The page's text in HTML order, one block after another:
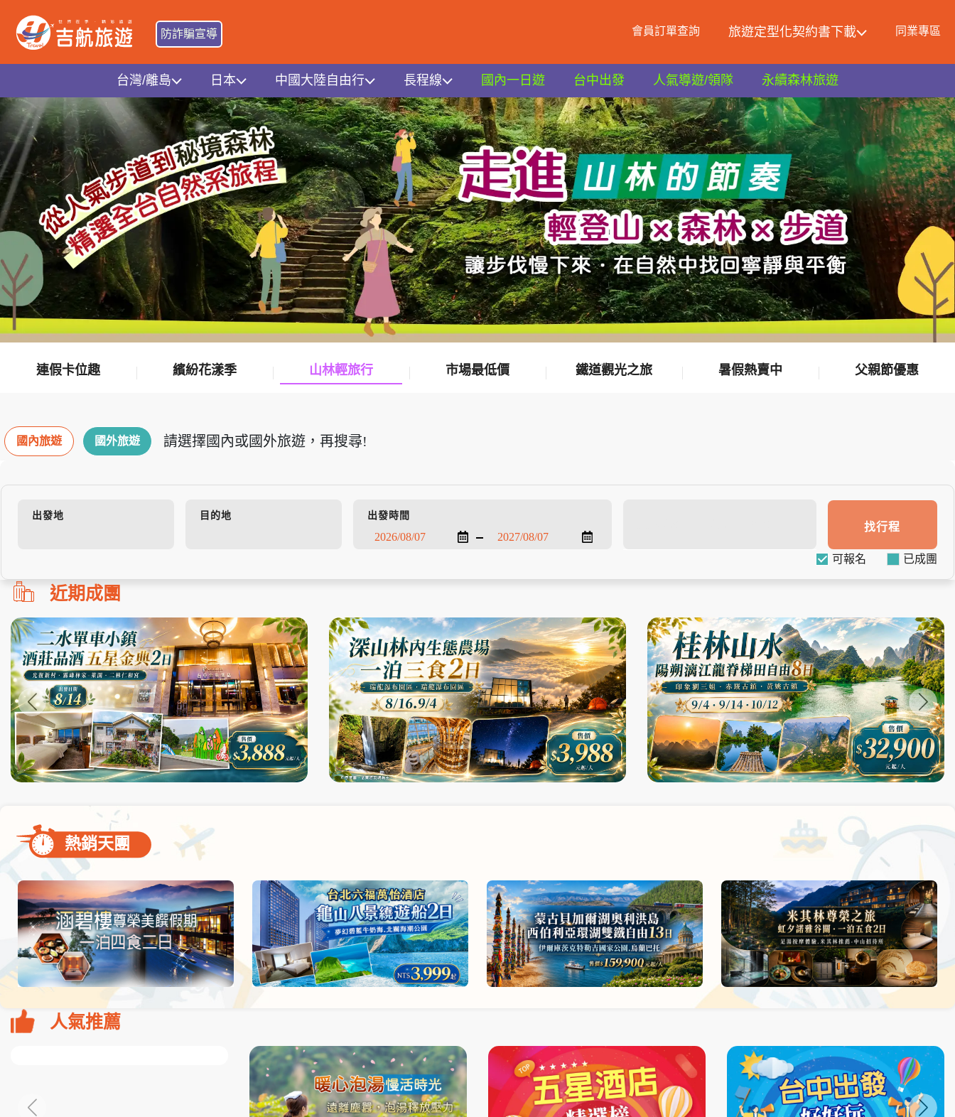
防詐騙宣導 會員訂單查詢 旅遊定型化契約書下載 同業專區
台灣/離島 日本 中國大陸自由行 長程線 國內一日遊 台中出發 人氣導遊/領隊 永續森林旅遊
連假卡位趣 繽紛花漾季 山林輕旅行 市場最低價 鐵道觀光之旅 暑假熱賣中 父親節優惠
國內旅遊 國外旅遊 請選擇國內或國外旅遊，再搜尋!
出發地 目的地 出發時間
可報名
找行程
刪!!
搜
尋
bar
使
用
近期成團
熱銷天團
人氣推薦